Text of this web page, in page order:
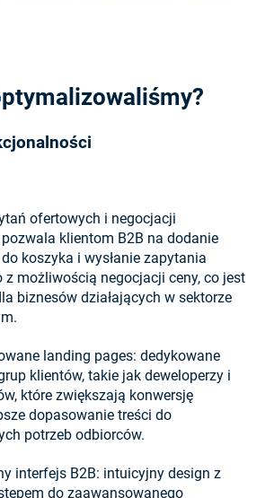
ofertowych i negocjacji
klientom B2B na dodanie
koszyka i wysłanie zapytania
z możliwością negocjacji ceny, co jest
biznesów działających w sektorze
landing pages: dedykowane
klientów, takie jak deweloperzy i
które zwiększają konwersję
dopasowanie treści do
potrzeb odbiorców.
interfejs B2B: intuicyjny design z
do zaawansowanego